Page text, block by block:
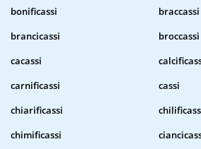
bonificassi
braccassi
brancicassi
broccassi
cacassi
carnificassi
cassi
chiarificassi
chimificassi